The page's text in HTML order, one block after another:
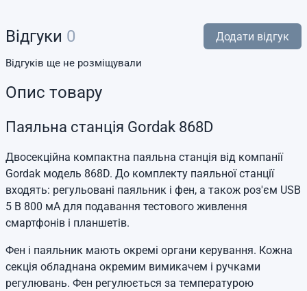
Відгуки 0 Додати відгук
Відгуків ще не розміщували
Опис товару
Паяльна станція Gordak 868D
Двосекційна компактна паяльна станція від компанії
Gordak модель 868D. До комплекту паяльної станції
входять: регульовані паяльник і фен, а також роз'єм USB
5 В 800 мА для подавання тестового живлення
смартфонів і планшетів.
Фен і паяльник мають окремі органи керування. Кожна
секція обладнана окремим вимикачем і ручками
регулювань. Фен регулюється за температурою